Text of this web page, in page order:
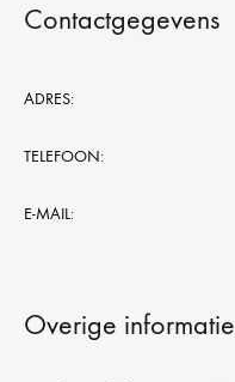
Contactgegevens
ADRES:
TELEFOON:
E-MAIL:
Overige informatie